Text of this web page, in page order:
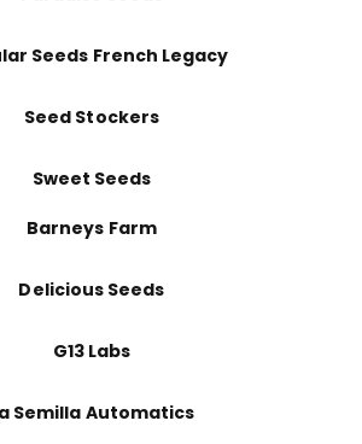
Seeds French Legacy
Seed Stockers
Sweet Seeds
Barneys Farm
Delicious Seeds
G13 Labs
Semilla Automatics